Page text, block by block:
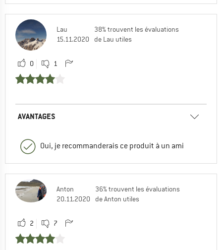
Lau
15.11.2020
38% trouvent les évaluations
de Lau utiles
0 1
AVANTAGES
Oui, je recommanderais ce produit à un ami
Anton
20.11.2020
36% trouvent les évaluations
de Anton utiles
2 7